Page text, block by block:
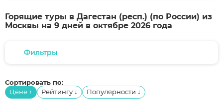
Горящие туры в Дагестан (респ.) (по России) из
Москвы на 9 дней в октябре 2026 года
Фильтры
Сортировать по:
Цене ↑ Рейтингу ↓ Популярности ↓